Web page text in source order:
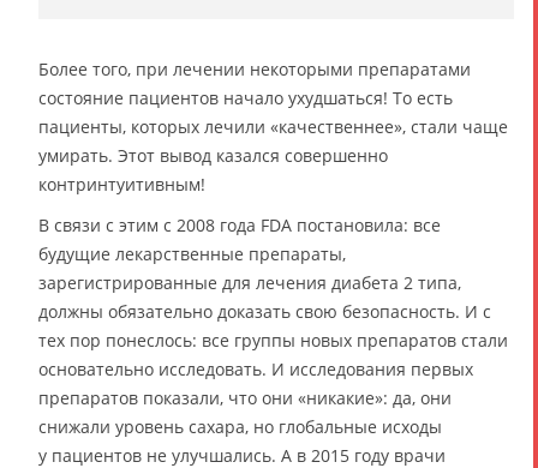
Более того, при лечении некоторыми препаратами
состояние пациентов начало ухудшаться! То есть
пациенты, которых лечили «качественнее», стали чаще
умирать. Этот вывод казался совершенно
контринтуитивным!
В связи с этим с 2008 года FDA постановила: все
будущие лекарственные препараты,
зарегистрированные для лечения диабета 2 типа,
должны обязательно доказать свою безопасность. И с
тех пор понеслось: все группы новых препаратов стали
основательно исследовать. И исследования первых
препаратов показали, что они «никакие»: да, они
снижали уровень сахара, но глобальные исходы
у пациентов не улучшались. А в 2015 году врачи